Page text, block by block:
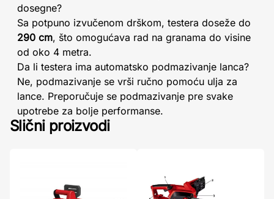
dosegne?
Sa potpuno izvučenom drškom, testera doseže do
290 cm, što omogućava rad na granama do visine
od oko 4 metra.
Da li testera ima automatsko podmazivanje lanca?
Ne, podmazivanje se vrši ručno pomoću ulja za
lance. Preporučuje se podmazivanje pre svake
upotrebe za bolje performanse.
Slični proizvodi